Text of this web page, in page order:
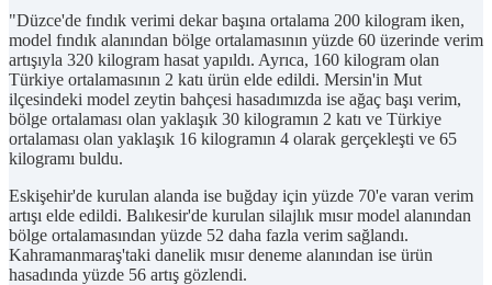
"Düzce'de fındık verimi dekar başına ortalama 200 kilogram iken,
model fındık alanından bölge ortalamasının yüzde 60 üzerinde verim
artışıyla 320 kilogram hasat yapıldı. Ayrıca, 160 kilogram olan
Türkiye ortalamasının 2 katı ürün elde edildi. Mersin'in Mut
ilçesindeki model zeytin bahçesi hasadımızda ise ağaç başı verim,
bölge ortalaması olan yaklaşık 30 kilogramın 2 katı ve Türkiye
ortalaması olan yaklaşık 16 kilogramın 4 olarak gerçekleşti ve 65
kilogramı buldu.
Eskişehir'de kurulan alanda ise buğday için yüzde 70'e varan verim
artışı elde edildi. Balıkesir'de kurulan silajlık mısır model alanından
bölge ortalamasından yüzde 52 daha fazla verim sağlandı.
Kahramanmaraş'taki danelik mısır deneme alanından ise ürün
hasadında yüzde 56 artış gözlendi.